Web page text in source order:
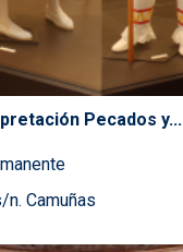
Pecados y...
n. Camuñas